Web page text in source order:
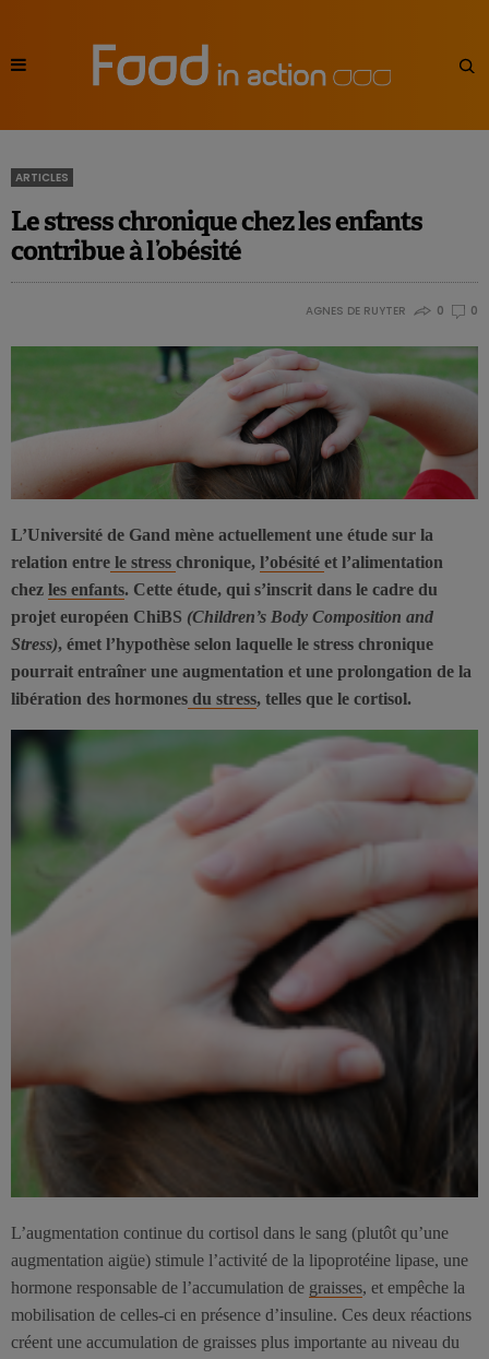
ARTICLES
Le stress chronique chez les enfants
contribue à l’obésité
AGNES DE RUYTER 0 0
L’Université de Gand mène actuellement une étude sur la
relation entre le stress chronique, l’obésité et l’alimentation
chez les enfants. Cette étude, qui s’inscrit dans le cadre du
projet européen ChiBS (Children’s Body Composition and
Stress), émet l’hypothèse selon laquelle le stress chronique
pourrait entraîner une augmentation et une prolongation de la
libération des hormones du stress, telles que le cortisol.
L’augmentation continue du cortisol dans le sang (plutôt qu’une
augmentation aigüe) stimule l’activité de la lipoprotéine lipase, une
hormone responsable de l’accumulation de graisses, et empêche la
mobilisation de celles-ci en présence d’insuline. Ces deux réactions
créent une accumulation de graisses plus importante au niveau du